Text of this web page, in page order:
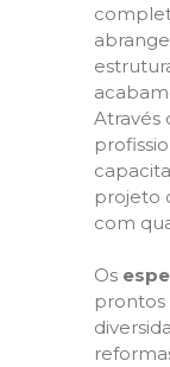
Através
projeto
com
Os
prontos